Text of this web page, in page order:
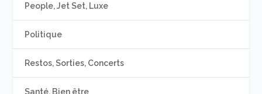
People, Jet Set, Luxe
Politique
Restos, Sorties, Concerts
Santé, Bien être